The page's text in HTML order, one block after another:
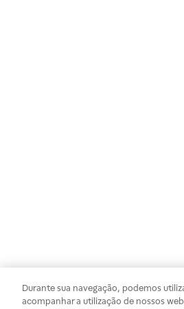
Durante sua navegação, podemos
acompanhar a utilização de nossos